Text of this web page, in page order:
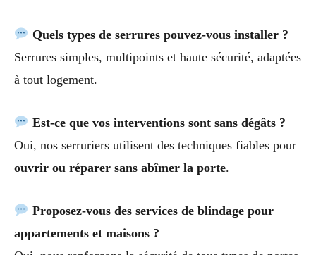
Quels types de serrures pouvez-vous installer ?
Serrures simples, multipoints et haute sécurité, adaptées
à tout logement.
Est-ce que vos interventions sont sans dégâts ?
Oui, nos serruriers utilisent des techniques fiables pour
ouvrir ou réparer sans abîmer la porte.
Proposez-vous des services de blindage pour
appartements et maisons ?